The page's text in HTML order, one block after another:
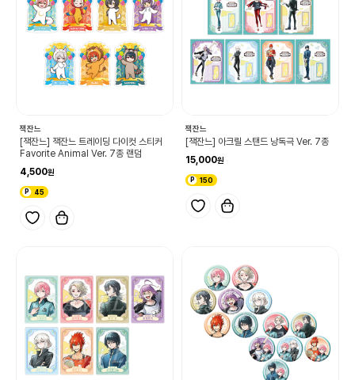
잭잔느
[잭잔느] 잭잔느 트레이딩 다이컷 스티커
Favorite Animal Ver. 7종 랜덤
4,500
45
잭잔느
[잭잔느] 아크릴 스탠드 낭독극 Ver. 7종
15,000
150